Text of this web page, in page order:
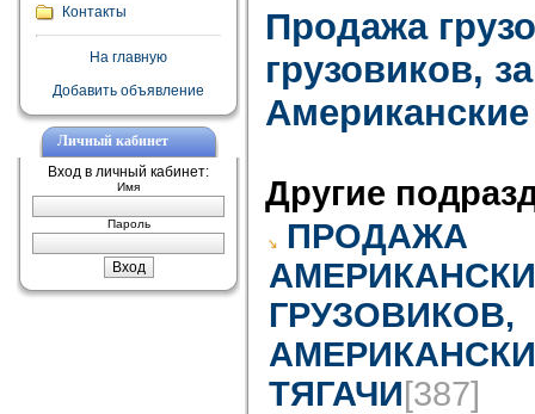
Контакты
На главную
Добавить объявление
Личный кабинет
Вход в личный кабинет:
Имя
Пароль
Продажа
грузовиков,
Другие
ПРОДАЖА
ГРУЗОВИКОВ,
ТЯГАЧИ[387]